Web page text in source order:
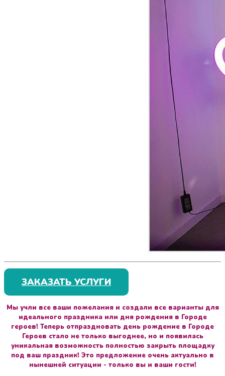
ЗАКАЗАТЬ УСЛУГИ
Мы учли все ваши пожелания и создали все варианты для
идеального праздника или дня рождения в Городе
героев! Теперь отпраздновать день рождение в Городе
Героев стало не только выгоднее, но и появилась
уникальная возможность полностью закрыть площадку
под ваш праздник! Это предложение очень актуально в
нынешней ситуации - только вы и ваши гости!